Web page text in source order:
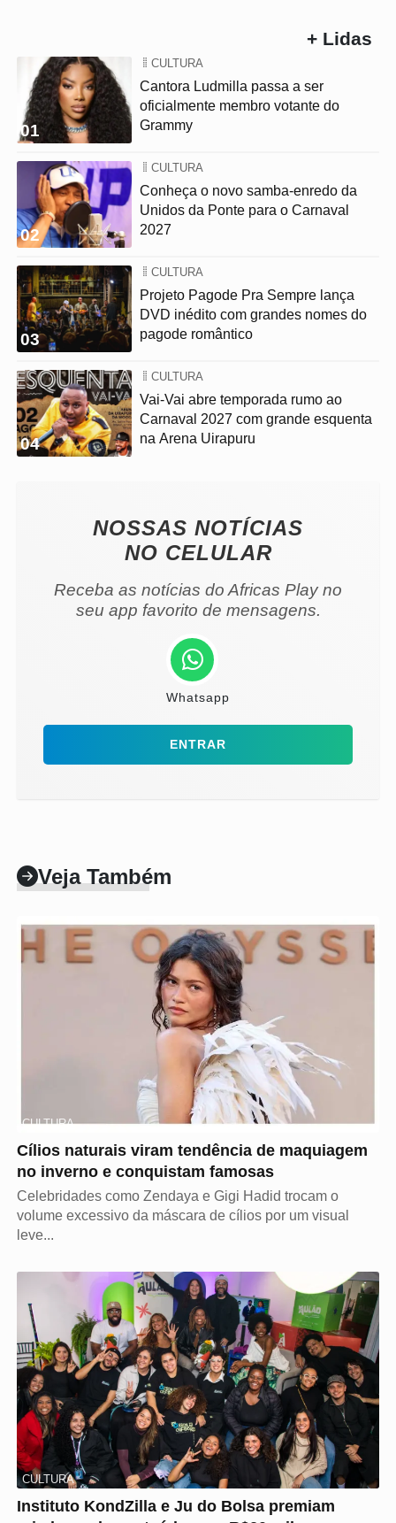
+ Lidas
01
CULTURA
Cantora Ludmilla passa a ser
oficialmente membro votante do
Grammy
02
CULTURA
Conheça o novo samba-enredo da
Unidos da Ponte para o Carnaval
2027
03
CULTURA
Projeto Pagode Pra Sempre lança
DVD inédito com grandes nomes do
pagode romântico
04
CULTURA
Vai-Vai abre temporada rumo ao
Carnaval 2027 com grande esquenta
na Arena Uirapuru
NOSSAS NOTÍCIAS
NO CELULAR
Receba as notícias do Africas Play no
seu app favorito de mensagens.
Whatsapp
ENTRAR
Veja Também
CULTURA
Cílios naturais viram tendência de maquiagem
no inverno e conquistam famosas
Celebridades como Zendaya e Gigi Hadid trocam o
volume excessivo da máscara de cílios por um visual
leve...
CULTURA
Instituto KondZilla e Ju do Bolsa premiam